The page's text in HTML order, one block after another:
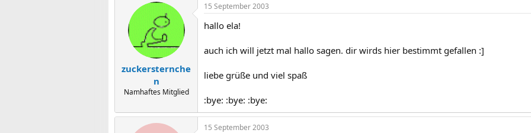
zuckersternche
n
Namhaftes Mitglied
15 September 2003
hallo ela!
auch ich will jetzt mal hallo sagen. dir wirds hier bestimmt gefallen :]
liebe grüße und viel spaß
:bye: :bye: :bye:
15 September 2003